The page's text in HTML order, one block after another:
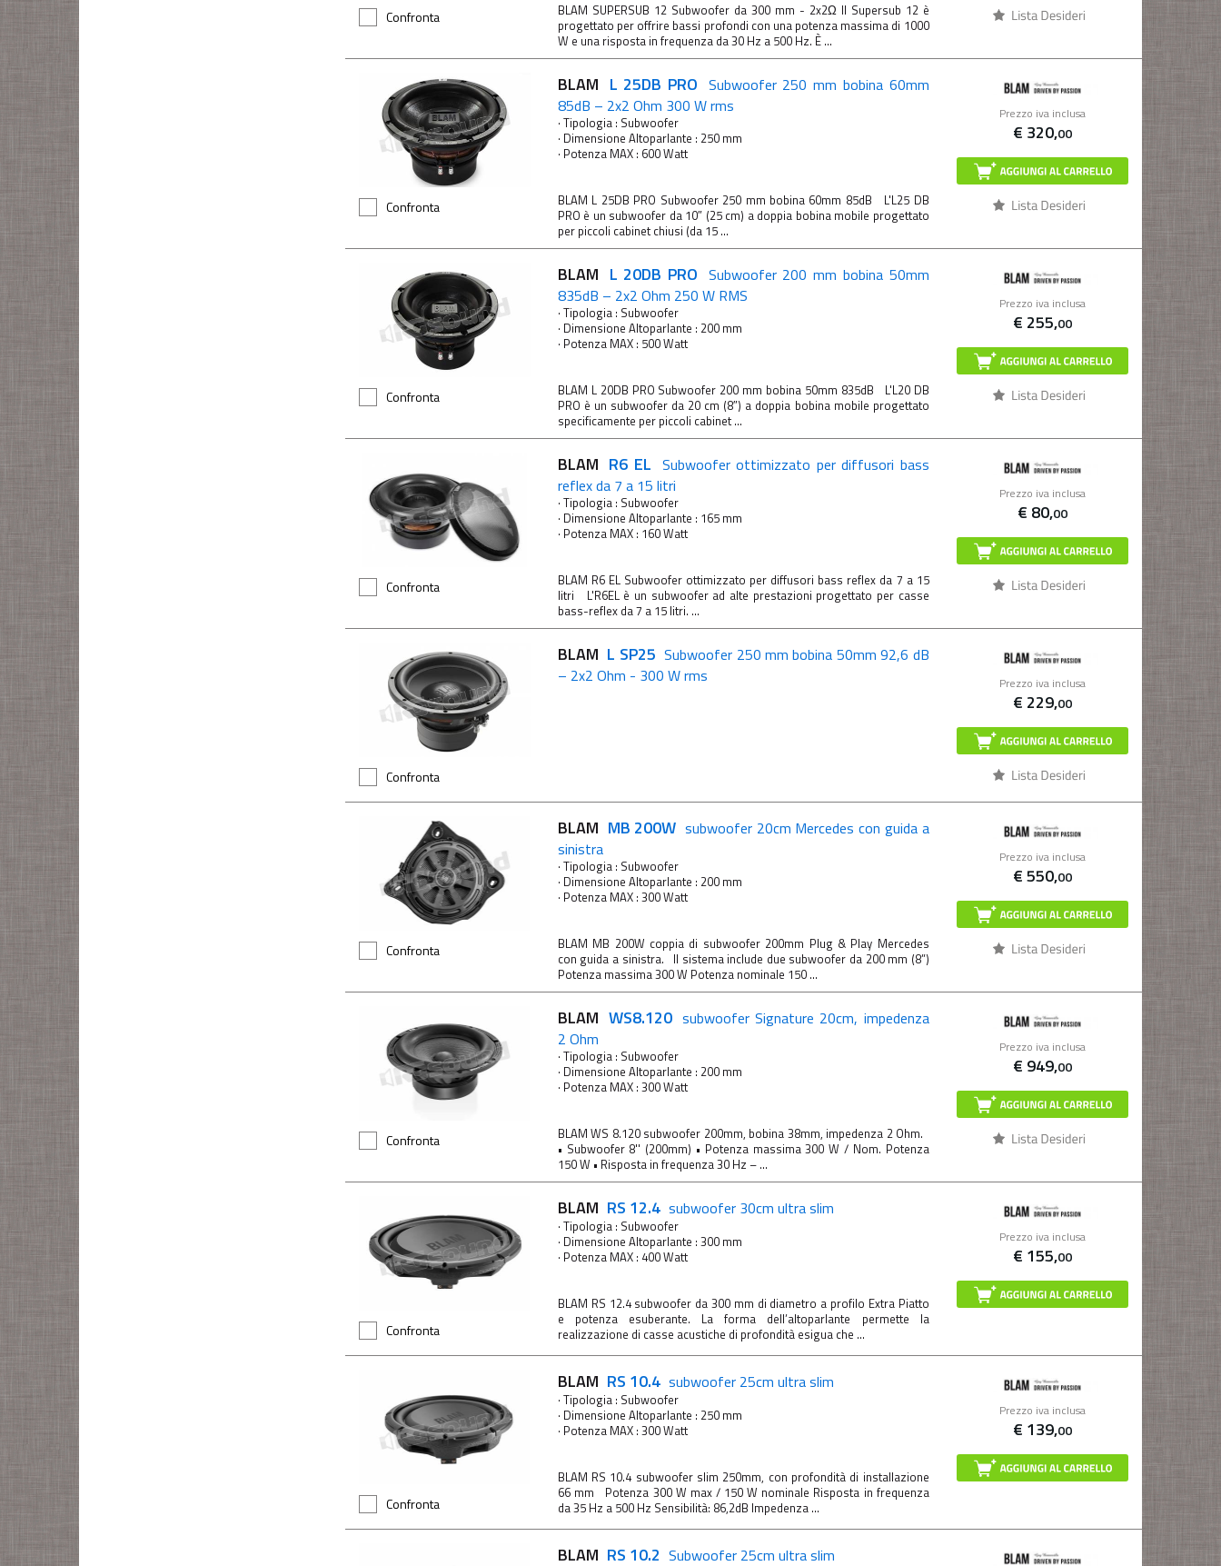
Confronta
BLAM SUPERSUB 12 Subwoofer da 300 mm - 2x2Ω Il Supersub 12 è
progettato per offrire bassi profondi con una potenza massima di 1000
W e una risposta in frequenza da 30 Hz a 500 Hz. È ...
Confronta
Prezzo iva inclusa
€ 320,00
BLAM L 25DB PRO Subwoofer 250 mm bobina 60mm
85dB – 2x2 Ohm 300 W rms
· Tipologia : Subwoofer
· Dimensione Altoparlante : 250 mm
· Potenza MAX : 600 Watt
BLAM L 25DB PRO Subwoofer 250 mm bobina 60mm 85dB L'L25 DB
PRO è un subwoofer da 10″ (25 cm) a doppia bobina mobile progettato
per piccoli cabinet chiusi (da 15 ...
Confronta
Prezzo iva inclusa
€ 255,00
BLAM L 20DB PRO Subwoofer 200 mm bobina 50mm
835dB – 2x2 Ohm 250 W RMS
· Tipologia : Subwoofer
· Dimensione Altoparlante : 200 mm
· Potenza MAX : 500 Watt
BLAM L 20DB PRO Subwoofer 200 mm bobina 50mm 835dB L'L20 DB
PRO è un subwoofer da 20 cm (8″) a doppia bobina mobile progettato
specificamente per piccoli cabinet ...
Confronta
Prezzo iva inclusa
€ 80,00
BLAM R6 EL Subwoofer ottimizzato per diffusori bass
reflex da 7 a 15 litri
· Tipologia : Subwoofer
· Dimensione Altoparlante : 165 mm
· Potenza MAX : 160 Watt
BLAM R6 EL Subwoofer ottimizzato per diffusori bass reflex da 7 a 15
litri L'R6EL è un subwoofer ad alte prestazioni progettato per casse
bass-reflex da 7 a 15 litri. ...
Confronta
Prezzo iva inclusa
€ 229,00
BLAM L SP25 Subwoofer 250 mm bobina 50mm 92,6 dB
– 2x2 Ohm - 300 W rms
Confronta
Prezzo iva inclusa
€550,00
BLAM MB 200W subwoofer 20cm Mercedes con guida a
sinistra
· Tipologia : Subwoofer
· Dimensione Altoparlante : 200 mm
· Potenza MAX : 300 Watt
BLAM MB 200W coppia di subwoofer 200mm Plug & Play Mercedes
con guida a sinistra. Il sistema include due subwoofer da 200 mm (8”)
Potenza massima 300 W Potenza nominale 150 ...
Confronta
Prezzo iva inclusa
€ 949,00
BLAM WS8.120 subwoofer Signature 20cm, impedenza
2 Ohm
· Tipologia : Subwoofer
· Dimensione Altoparlante : 200 mm
· Potenza MAX : 300 Watt
BLAM WS 8.120 subwoofer 200mm, bobina 38mm, impedenza 2 Ohm.
• Subwoofer 8'' (200mm) • Potenza massima 300 W / Nom. Potenza
150 W • Risposta in frequenza 30 Hz – ...
Confronta
Prezzo iva inclusa
€ 155,00
BLAM RS 12.4 subwoofer 30cm ultra slim
· Tipologia : Subwoofer
· Dimensione Altoparlante : 300 mm
· Potenza MAX : 400 Watt
BLAM RS 12.4 subwoofer da 300 mm di diametro a profilo Extra Piatto
e potenza esuberante. La forma dell’altoparlante permette la
realizzazione di casse acustiche di profondità esigua che ...
Confronta
Prezzo iva inclusa
€ 139,00
BLAM RS 10.4 subwoofer 25cm ultra slim
· Tipologia : Subwoofer
· Dimensione Altoparlante : 250 mm
· Potenza MAX : 300 Watt
BLAM RS 10.4 subwoofer slim 250mm, con profondità di installazione
66 mm Potenza 300 W max / 150 W nominale Risposta in frequenza
da 35 Hz a 500 Hz Sensibilità: 86,2dB Impedenza ...
BLAM RS 10.2 Subwoofer 25cm ultra slim